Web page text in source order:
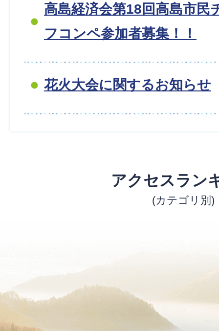
高島経済会第18回高島市民
フコンペ参加者募集！！
花火大会に関するお知らせ
アクセスラン
(カテゴリ別)